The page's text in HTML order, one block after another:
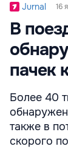
Jurnal 16
В
пачек
Более 40
также в
скорого